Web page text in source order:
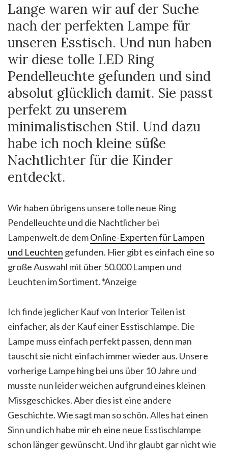
Lange waren wir auf der Suche
nach der perfekten Lampe für
unseren Esstisch. Und nun haben
wir diese tolle LED Ring
Pendelleuchte gefunden und sind
absolut glücklich damit. Sie passt
perfekt zu unserem
minimalistischen Stil. Und dazu
habe ich noch kleine süße
Nachtlichter für die Kinder
entdeckt.
Wir haben übrigens unsere tolle neue Ring
Pendelleuchte und die Nachtlicher bei
Lampenwelt.de demOnline-Experten für Lampen
und Leuchten gefunden. Hier gibt es einfach eine so
große Auswahl mit über 50.000 Lampen und
Leuchten im Sortiment. *Anzeige
Ich finde jeglicher Kauf von Interior Teilen ist
einfacher, als der Kauf einer Esstischlampe. Die
Lampe muss einfach perfekt passen, denn man
tauscht sie nicht einfach immer wieder aus. Unsere
vorherige Lampe hing bei uns über 10 Jahre und
musste nun leider weichen aufgrund eines kleinen
Missgeschickes. Aber dies ist eine andere
Geschichte. Wie sagt man so schön. Alles hat einen
Sinn und ich habe mir eh eine neue Esstischlampe
schon länger gewünscht. Und ihr glaubt gar nicht wie